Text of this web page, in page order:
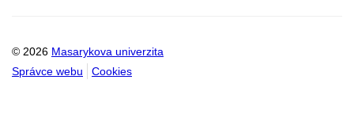
© 2026 Masarykova univerzita
Správce webu
Cookies